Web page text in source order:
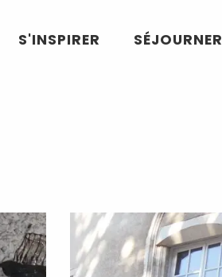
S'INSPIRER SÉJOURNER